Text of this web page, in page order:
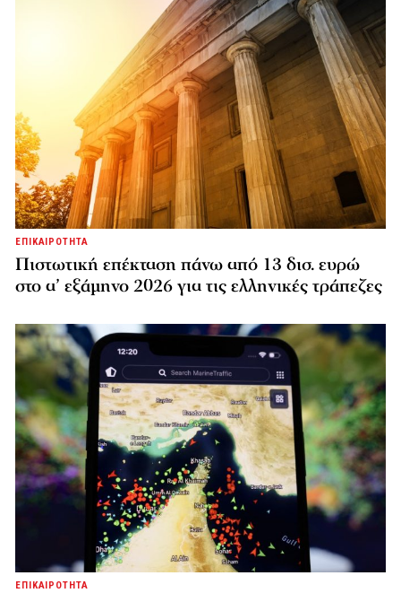
ΕΠΙΚΑΙΡΟΤΗΤΑ
Πιστωτική επέκταση πάνω από 13 δισ. ευρώ
στο α’ εξάμηνο 2026 για τις ελληνικές τράπεζες
ΕΠΙΚΑΙΡΟΤΗΤΑ